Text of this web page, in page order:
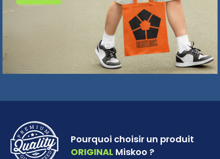
Pourquoi choisir un produit
ORIGINAL Miskoo ?